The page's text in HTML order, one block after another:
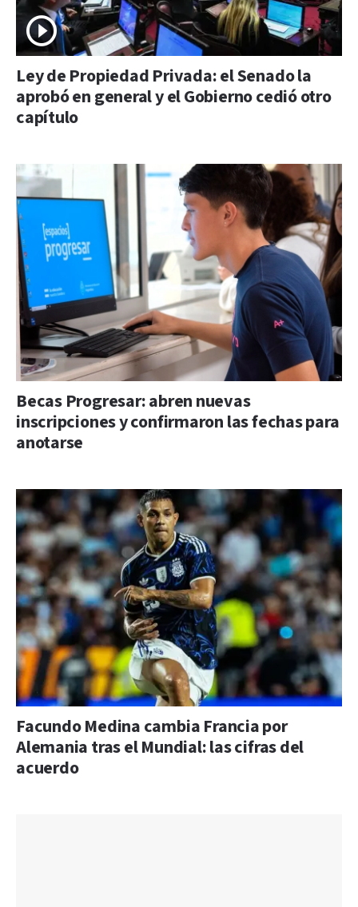
Ley de Propiedad Privada: el Senado la
aprobó en general y el Gobierno cedió otro
capítulo
Becas Progresar: abren nuevas
inscripciones y confirmaron las fechas para
anotarse
Facundo Medina cambia Francia por
Alemania tras el Mundial: las cifras del
acuerdo